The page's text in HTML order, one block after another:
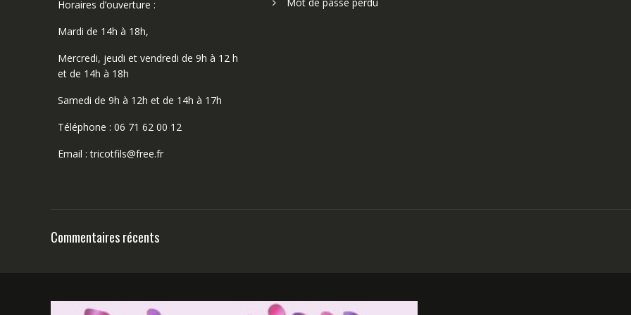
Horaires d’ouverture :
Mardi de 14h à 18h,
Mercredi, jeudi et vendredi de 9h à 12 h
et de 14h à 18h
Samedi de 9h à 12h et de 14h à 17h
Téléphone : 06 71 62 00 12
Email : tricotfils@free.fr
Mot de passe perdu
Commentaires récents